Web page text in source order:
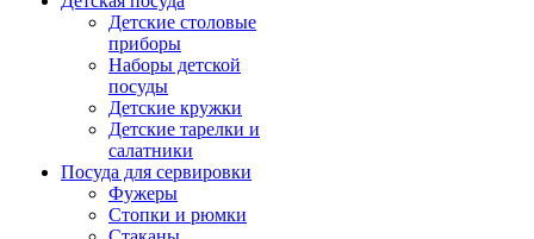
Детские столовые
приборы
Наборы детской
посуды
Детские кружки
Детские тарелки и
салатники
Посуда для сервировки
Фужеры
Стопки и рюмки